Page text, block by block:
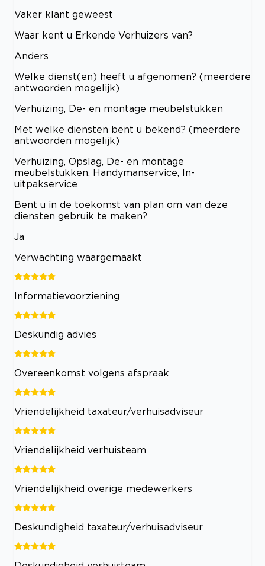
Vaker klant geweest
Waar kent u Erkende Verhuizers van?
Anders
Welke dienst(en) heeft u afgenomen? (meerdere
antwoorden mogelijk)
Verhuizing, De- en montage meubelstukken
Met welke diensten bent u bekend? (meerdere
antwoorden mogelijk)
Verhuizing, Opslag, De- en montage
meubelstukken, Handymanservice, In-
uitpakservice
Bent u in de toekomst van plan om van deze
diensten gebruik te maken?
Ja
Verwachting waargemaakt
Informatievoorziening
Deskundig advies
Overeenkomst volgens afspraak
Vriendelijkheid taxateur/verhuisadviseur
Vriendelijkheid verhuisteam
Vriendelijkheid overige medewerkers
Deskundigheid taxateur/verhuisadviseur